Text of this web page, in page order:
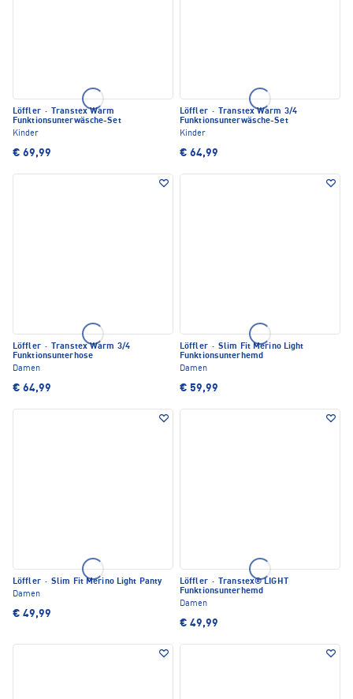
Löffler ·
Transtex Warm
Funktionsunterwäsche-Set
Kinder
€ 69,99
Löffler ·
Transtex Warm 3/4
Funktionsunterwäsche-Set
Kinder
€ 64,99
Löffler ·
Transtex Warm 3/4
Funktionsunterhose
Damen
€ 64,99
Löffler · Slim Fit Merino Light
Funktionsunterhemd
Damen
€ 59,99
Löffler · Slim Fit Merino Light Panty
Damen
€ 49,99
Löffler ·
Transtex® LIGHT
Funktionsunterhemd
Damen
€ 49,99